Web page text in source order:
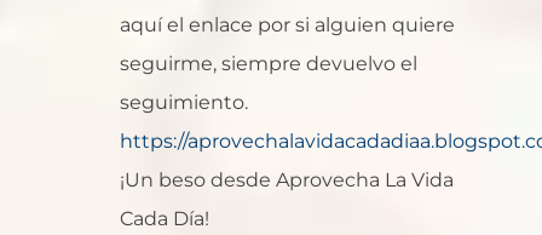
viajando?
aquí el enlace por si alguien quiere
seguirme, siempre devuelvo el
seguimiento.
https://
¡Un beso desde Aprovecha La Vida
Cada Día!